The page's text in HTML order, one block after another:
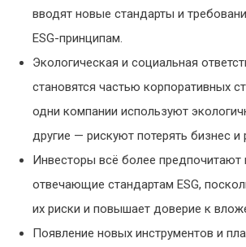
вводят новые стандарты и
ESG-принципам.
Экологическая и социальная
становятся частью корпоративных
одни компании используют
другие — рискуют потерять бизнес и
Инвесторы всё более предпочитают
отвечающие стандартам ESG,
их риски и повышает доверие к
Появление новых инструментов и